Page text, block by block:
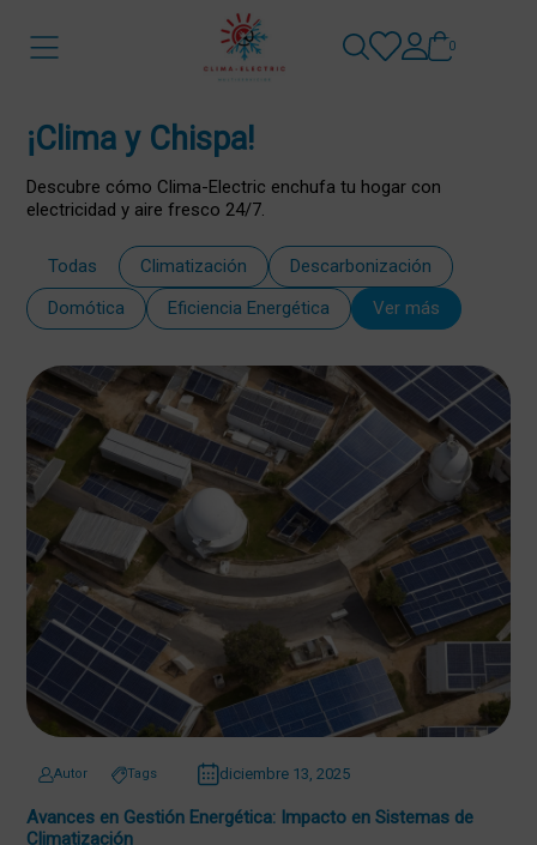
0
¡Clima y Chispa!
Descubre cómo Clima-Electric enchufa tu hogar con
electricidad y aire fresco 24/7.
Todas Climatización
Descarbonización
Domótica
Eficiencia Energética Ver más
Autor Tags diciembre 13, 2025
Avances en Gestión Energética: Impacto en Sistemas de
Climatización